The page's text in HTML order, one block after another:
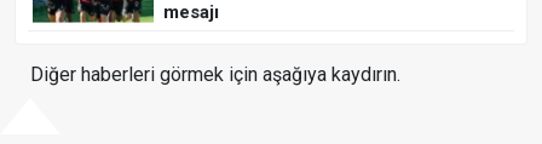
mesajı
Diğer haberleri görmek için aşağıya kaydırın.